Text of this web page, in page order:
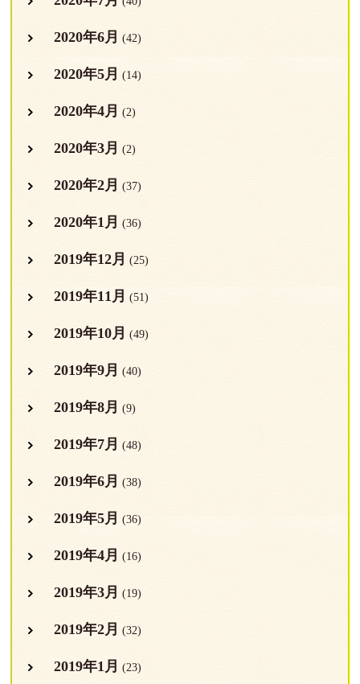
2020年6月 (42)
2020年5月 (14)
2020年4月 (2)
2020年3月 (2)
2020年2月 (37)
2020年1月 (36)
2019年12月 (25)
2019年11月 (51)
2019年10月 (49)
2019年9月 (40)
2019年8月 (9)
2019年7月 (48)
2019年6月 (38)
2019年5月 (36)
2019年4月 (16)
2019年3月 (19)
2019年2月 (32)
2019年1月 (23)